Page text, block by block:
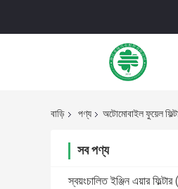
বাড়ি পণ্য অটোমোবাইল ফুয়েল
সব পণ্য
স্বয়ংচালিত ইঞ্জিন এয়ার ফিল্টার